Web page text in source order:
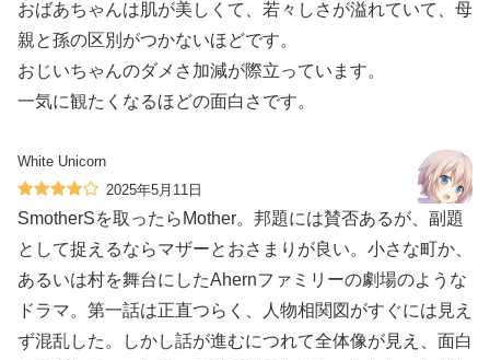
おばあちゃんは肌が美しくて、若々しさが溢れていて、母
親と孫の区別がつかないほどです。
おじいちゃんのダメさ加減が際立っています。
一気に観たくなるほどの面白さです。
White Unicorn
2025年5月11日
SmotherSを取ったらMother。邦題には賛否あるが、副題
として捉えるならマザーとおさまりが良い。小さな町か、
あるいは村を舞台にしたAhernファミリーの劇場のような
ドラマ。第一話は正直つらく、人物相関図がすぐには見え
ず混乱した。しかし話が進むにつれて全体像が見え、面白